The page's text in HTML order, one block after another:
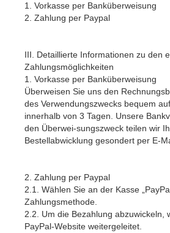
1. Vorkasse per Banküberweisung
2. Zahlung per Paypal
III. Detaillierte Informationen zu den
Zahlungsmöglichkeiten
1. Vorkasse per Banküberweisung
Überweisen Sie uns den
des Verwendungszwecks bequem
innerhalb von 3 Tagen. Unsere
den Überwei-sungszweck teilen wir
Bestellabwicklung gesondert per E-
2. Zahlung per Paypal
2.1. Wählen Sie an der Kasse
Zahlungsmethode.
2.2. Um die Bezahlung abzuwickeln,
PayPal-Website weitergeleitet.